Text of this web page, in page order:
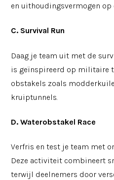
en uithoudingsvermogen op
C. Survival Run
Daag je team uit met de
is geïnspireerd op militaire
obstakels zoals
kruiptunnels.
D. Waterobstakel Race
Verfris en test je team met
Deze activiteit combineert
terwijl deelnemers door